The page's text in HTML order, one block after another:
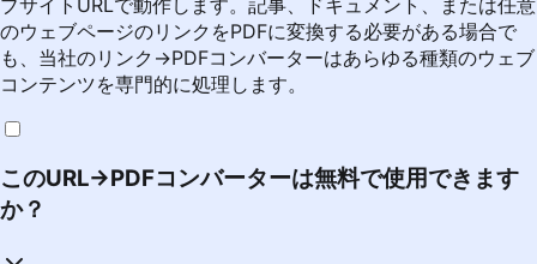
のウェブページのリンクをPDFに変換する必要がある場合で
も、当社のリンク→PDFコンバーターはあらゆる種類のウェブ
コンテンツを専門的に処理します。
このURL→PDFコンバーターは無料で使用できます
か？